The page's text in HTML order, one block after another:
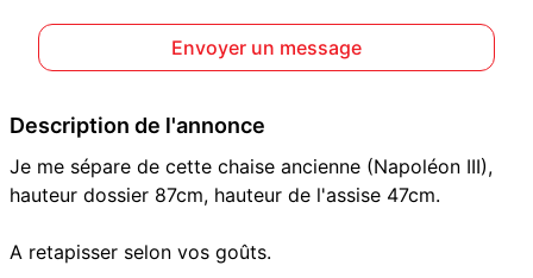
Envoyer un message
Description de l'annonce
Je me sépare de cette chaise ancienne (Napoléon III),
hauteur dossier 87cm, hauteur de l'assise 47cm.
A retapisser selon vos goûts.